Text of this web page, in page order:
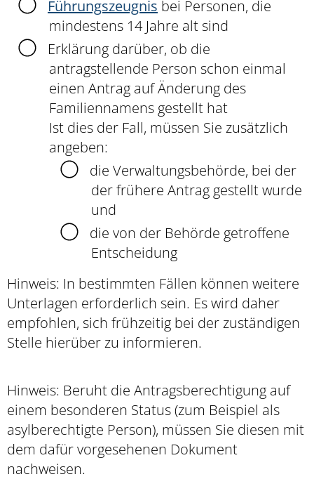
Führungszeugnis bei Personen, die
mindestens 14 Jahre alt sind
Erklärung darüber, ob die
antragstellende Person schon einmal
einen Antrag auf Änderung des
Familiennamens gestellt hat
Ist dies der Fall, müssen Sie zusätzlich
angeben:
die Verwaltungsbehörde, bei der
der frühere Antrag gestellt wurde
und
die von der Behörde getroffene
Entscheidung
Hinweis: In bestimmten Fällen können weitere
Unterlagen erforderlich sein. Es wird daher
empfohlen, sich frühzeitig bei der zuständigen
Stelle hierüber zu informieren.
Hinweis: Beruht die Antragsberechtigung auf
einem besonderen Status (zum Beispiel als
asylberechtigte Person), müssen Sie diesen mit
dem dafür vorgesehenen Dokument
nachweisen.